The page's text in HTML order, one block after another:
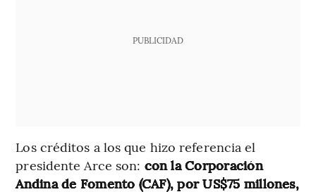
PUBLICIDAD
Los créditos a los que hizo referencia el
presidente Arce son: con la Corporación
Andina de Fomento (CAF), por US$75 millones,